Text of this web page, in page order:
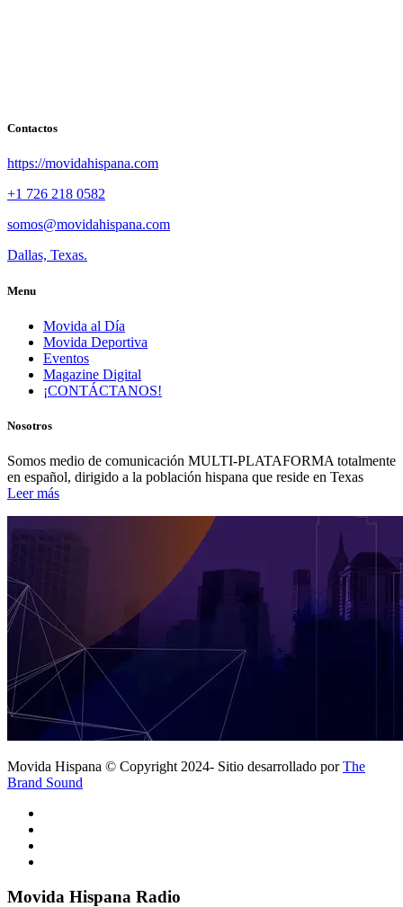
Contactos
https://movidahispana.com
+1 726 218 0582
somos@movidahispana.com
Dallas, Texas.
Menu
Movida al Día
Movida Deportiva
Eventos
Magazine Digital
¡CONTÁCTANOS!
Nosotros
Somos medio de comunicación MULTI-PLATAFORMA totalmente
en español, dirigido a la población hispana que reside en Texas
Leer más
Movida Hispana © Copyright 2024- Sitio desarrollado porThe
Brand Sound
Movida Hispana Radio